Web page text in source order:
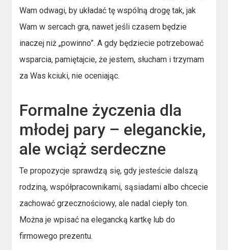
Wam odwagi, by układać tę wspólną drogę tak, jak
Wam w sercach gra, nawet jeśli czasem będzie
inaczej niż „powinno”. A gdy będziecie potrzebować
wsparcia, pamiętajcie, że jestem, słucham i trzymam
za Was kciuki, nie oceniając.
Formalne życzenia dla
młodej pary – eleganckie,
ale wciąż serdeczne
Te propozycje sprawdzą się, gdy jesteście dalszą
rodziną, współpracownikami, sąsiadami albo chcecie
zachować grzecznościowy, ale nadal ciepły ton.
Można je wpisać na elegancką kartkę lub do
firmowego prezentu.